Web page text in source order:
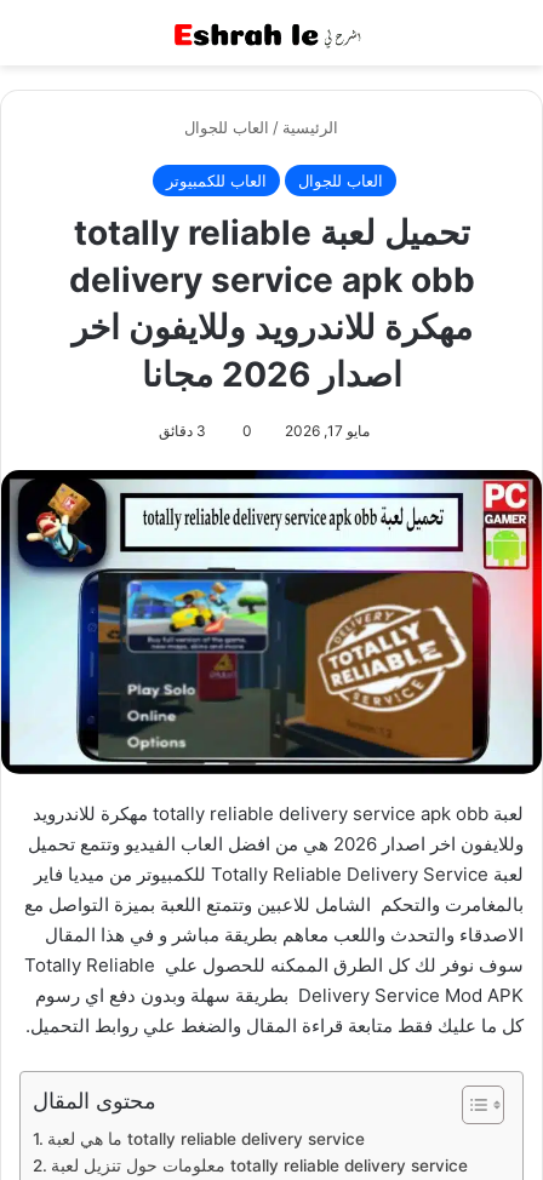
الرئيسية / العاب للجوال
العاب للجوال العاب للكمبيوتر
تحميل لعبة totally reliable
delivery service apk obb
مهكرة للاندرويد وللايفون اخر
اصدار 2026 مجانا
مايو 17, 2026 0
لعبة totally reliable delivery service apk obb مهكرة للاندرويد
وللايفون اخر اصدار 2026 هي من افضل العاب الفيديو وتتمع تحميل
لعبة Totally Reliable Delivery Service للكمبيوتر من ميديا فاير
بالمغامرت والتحكم الشامل للاعبين وتتمتع اللعبة بميزة التواصل مع
الاصدقاء والتحدث واللعب معاهم بطريقة مباشر و في هذا المقال
سوف نوفر لك كل الطرق الممكنه للحصول علي Totally Reliable
Delivery Service Mod APK بطريقة سهلة وبدون دفع اي رسوم
كل ما عليك فقط متابعة قراءة المقال والضغط علي روابط التحميل.
محتوى المقال
ما هي لعبة totally reliable delivery service
معلومات حول تنزيل لعبة totally reliable delivery service